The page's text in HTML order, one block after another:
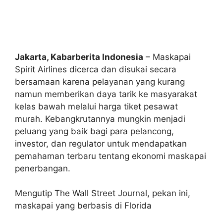
Jakarta, Kabarberita Indonesia – Maskapai
Spirit Airlines dicerca dan disukai secara
bersamaan karena pelayanan yang kurang
namun memberikan daya tarik ke masyarakat
kelas bawah melalui harga tiket pesawat
murah. Kebangkrutannya mungkin menjadi
peluang yang baik bagi para pelancong,
investor, dan regulator untuk mendapatkan
pemahaman terbaru tentang ekonomi maskapai
penerbangan.
Mengutip The Wall Street Journal, pekan ini,
maskapai yang berbasis di Florida